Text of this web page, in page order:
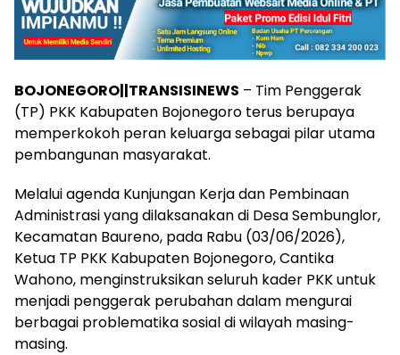
BOJONEGORO||TRANSISINEWS – Tim Penggerak
(TP) PKK Kabupaten Bojonegoro terus berupaya
memperkokoh peran keluarga sebagai pilar utama
pembangunan masyarakat.
Melalui agenda Kunjungan Kerja dan Pembinaan
Administrasi yang dilaksanakan di Desa Sembunglor,
Kecamatan Baureno, pada Rabu (03/06/2026),
Ketua TP PKK Kabupaten Bojonegoro, Cantika
Wahono, menginstruksikan seluruh kader PKK untuk
menjadi penggerak perubahan dalam mengurai
berbagai problematika sosial di wilayah masing-
masing.